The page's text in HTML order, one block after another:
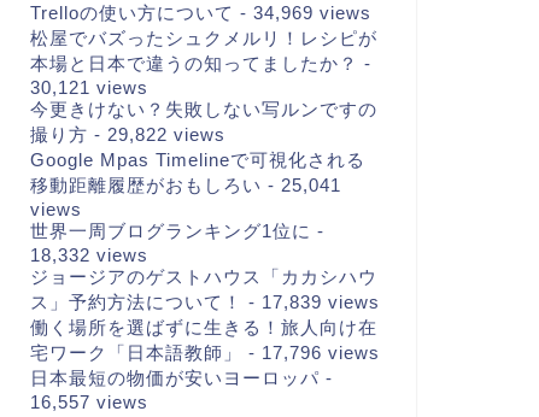
Trelloの使い方について - 34,969 views
松屋でバズったシュクメルリ！レシピが
本場と日本で違うの知ってましたか？ -
30,121 views
今更きけない？失敗しない写ルンですの
撮り方 - 29,822 views
Google Mpas Timelineで可視化される
移動距離履歴がおもしろい - 25,041
views
世界一周ブログランキング1位に -
18,332 views
ジョージアのゲストハウス「カカシハウ
ス」予約方法について！
- 17,839 views
働く場所を選ばずに生きる！旅人向け在
宅ワーク「日本語教師」
- 17,796 views
日本最短の物価が安いヨーロッパ-
16,557 views